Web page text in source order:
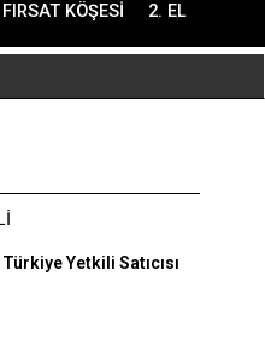
FIRSAT KÖŞESI 2. EL
Türkiye Yetkili Satıcısı